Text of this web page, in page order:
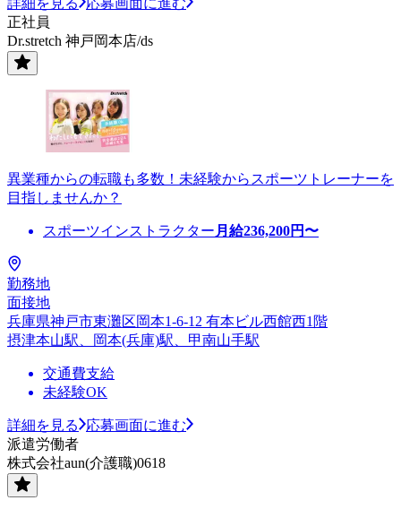
正社員
Dr.stretch 神戸岡本店/ds
異業種からの転職も多数！未経験からスポーツトレーナーを
目指しませんか？
スポーツインストラクター 月給236,200円〜
勤務地
面接地
兵庫県神戸市東灘区岡本1-6-12 有本ビル西館西1階
摂津本山駅、岡本(兵庫)駅、甲南山手駅
交通費支給
未経験OK
詳細を見る
応募画面に進む
派遣労働者
株式会社aun(介護職)0618